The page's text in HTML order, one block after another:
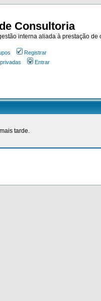
Consultoria
interna aliada à prestação de
Registrar
Entrar
tarde.